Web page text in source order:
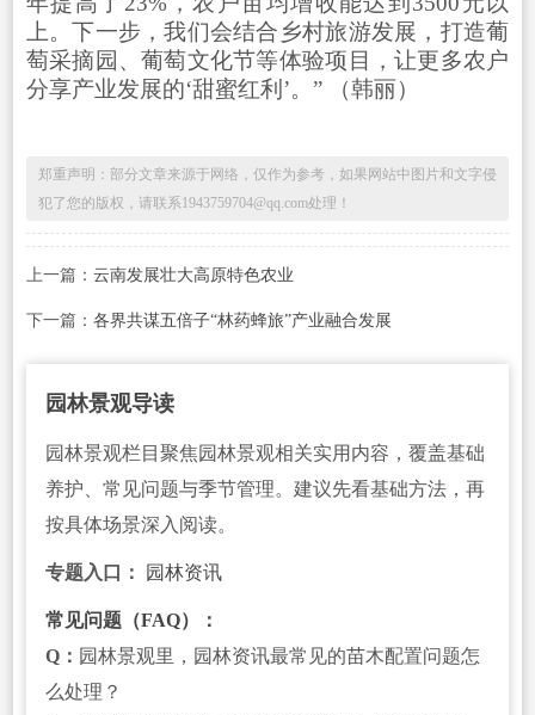
上。下一步，我们会结合乡村旅游发展，打造葡
萄采摘园、葡萄文化节等体验项目，让更多农户
分享产业发展的‘甜蜜红利’。” （韩丽）
郑重声明：部分文章来源于网络，仅作为参考，如果网站中图片和文字侵
犯了您的版权，请联系1943759704@qq.com处理！
上一篇： 云南发展壮大高原特色农业
下一篇： 各界共谋五倍子“林药蜂旅”产业融合发展
园林景观导读
园林景观栏目聚焦园林景观相关实用内容，覆盖基础
养护、常见问题与季节管理。建议先看基础方法，再
按具体场景深入阅读。
专题入口： 园林资讯
常见问题（FAQ）：
Q： 园林景观里，园林资讯最常见的苗木配置问题怎
么处理？